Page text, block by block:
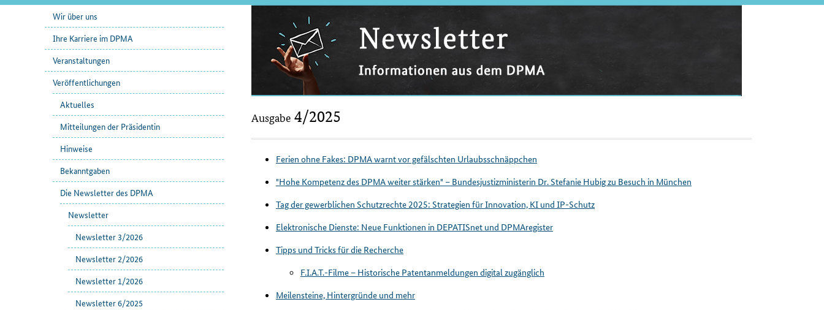
Unternavigation
Wir über uns
Ihre Karriere im DPMA
Veranstaltungen
Veröffentlichungen
Aktuelles
Mitteilungen der Präsidentin
Hinweise
Bekanntgaben
Die Newsletter des DPMA
Newsletter
Newsletter 3/2026
Newsletter 2/2026
Newsletter 1/2026
Newsletter 6/2025
Newsletter
-
Ausgabe 4/2025
Ferien ohne Fakes: DPMA warnt vor gefälschten Urlaubsschnäppchen
"Hohe Kompetenz des DPMA weiter stärken" – Bundesjustizministerin Dr. Stefanie Hubig zu Besuch in München
Tag der gewerblichen Schutzrechte 2025: Strategien für Innovation, KI und IP-Schutz
Elektronische Dienste: Neue Funktionen in DEPATISnet und DPMAregister
Tipps und Tricks für die Recherche
F.I.A.T.-Filme – Historische Patentanmeldungen digital zugänglich
Meilensteine, Hintergründe und mehr